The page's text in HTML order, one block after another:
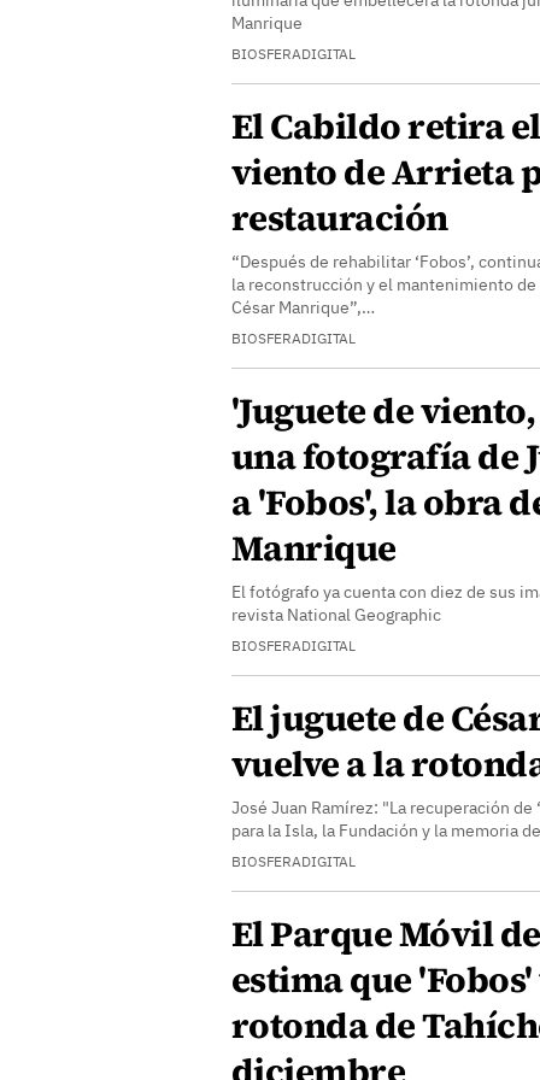
Manrique
BIOSFERADIGITAL
El Cabildo retira
viento de Arrieta
restauración
“Después de rehabilitar ‘Fobos’,
la reconstrucción y el mantenimiento
César Manrique”,…
BIOSFERADIGITAL
'Juguete de
una fotografía de
a 'Fobos', la obra
Manrique
El fotógrafo ya cuenta con diez de sus
revista National Geographic
BIOSFERADIGITAL
El juguete de
vuelve a la
José Juan Ramírez: "La recuperación de
para la Isla, la Fundación y la memoria
BIOSFERADIGITAL
El Parque Móvil
estima que
rotonda de